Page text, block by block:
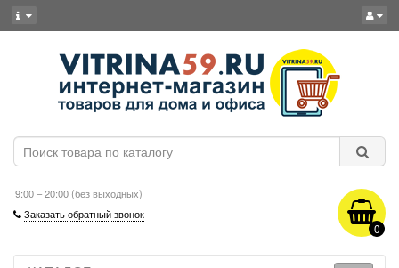
9:00 – 20:00 (без выходных)
Заказать обратный звонок
0